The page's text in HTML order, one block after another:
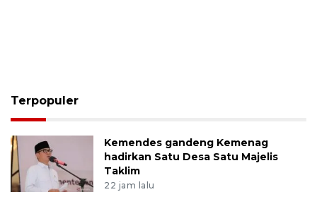
Terpopuler
Kemendes gandeng Kemenag
hadirkan Satu Desa Satu Majelis
Taklim
22 jam lalu